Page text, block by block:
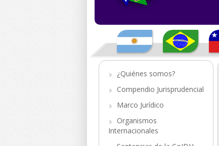
¿Quiénes somos?
Compendio Jurisprudencial
Marco Jurídico
Organismos
Internacionales